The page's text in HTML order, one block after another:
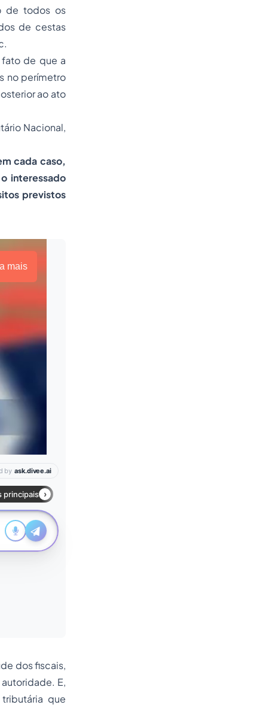
de todos os
de cestas
de que a
no perímetro
ao ato
Nacional,
cada caso,
interessado
previstos
mais
dos fiscais,
E,
que